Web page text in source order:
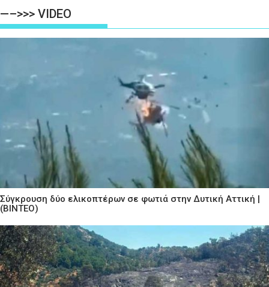
—–>>> VIDEO
Σύγκρουση δύο ελικοπτέρων σε φωτιά στην Δυτική Αττική |
(ΒΙΝΤΕΟ)